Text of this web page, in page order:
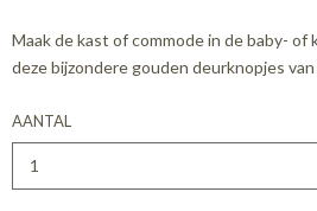
Maak de kast of commode in de baby- of
deze bijzondere gouden deurknopjes van
AANTAL